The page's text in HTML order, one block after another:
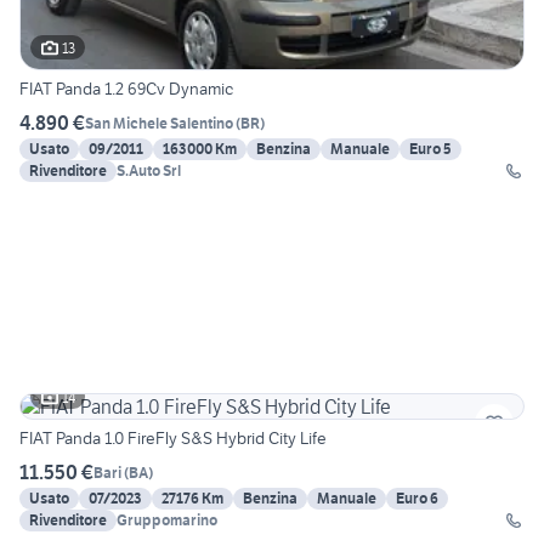
13
FIAT Panda 1.2 69Cv Dynamic
4.890 €San Michele Salentino(BR)
Usato
09/2011 163000 Km Benzina Manuale
Euro 5
Rivenditore S.Auto Srl
14
FIAT Panda 1.0 FireFly S&S Hybrid City Life
11.550 €Bari(BA)
Usato
07/2023 27176 Km Benzina Manuale
Euro 6
Rivenditore Gruppomarino